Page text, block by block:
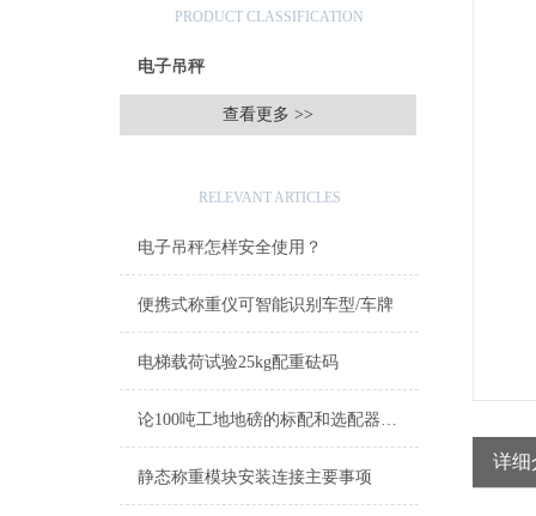
PRODUCT CLASSIFICATION
电子吊秤
查看更多 >>
RELEVANT ARTICLES
电子吊秤怎样安全使用？
便携式称重仪可智能识别车型/车牌
电梯载荷试验25kg配重砝码
论100吨工地地磅的标配和选配器件有哪些
静态称重模块安装连接主要事项
详细